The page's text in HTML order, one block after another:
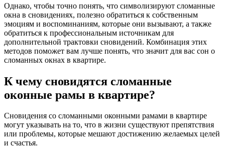
Однако, чтобы точно понять, что символизируют сломанные
окна в сновидениях, полезно обратиться к собственным
эмоциям и воспоминаниям, которые они вызывают, а также
обратиться к профессиональным источникам для
дополнительной трактовки сновидений. Комбинация этих
методов поможет вам лучше понять, что значит для вас сон о
сломанных окнах в квартире.
К чему сновидятся сломанные
оконные рамы в квартире?
Сновидения со сломанными оконными рамами в квартире
могут указывать на то, что в жизни существуют препятствия
или проблемы, которые мешают достижению желаемых целей
и счастья.